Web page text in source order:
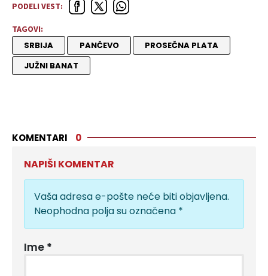
PODELI VEST:
TAGOVI:
SRBIJA PANČEVO
PROSEČNA PLATA
JUŽNI BANAT
KOMENTARI 0
NAPIŠI KOMENTAR
Vaša adresa e-pošte neće biti objavljena.
Neophodna polja su označena *
Ime *